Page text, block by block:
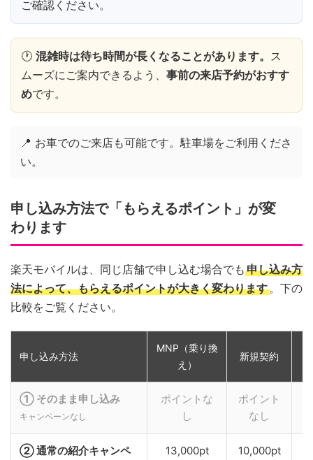
ご確認ください。
🕐 混雑時は待ち時間が長くなることがあります。 ス
ムーズにご案内できるよう、 事前の来店予約がおすす
めです。
📍 お車でのご来店も可能です。駐車場をご利用くださ
い。
申し込み方法で「もらえるポイント」が変
わります
楽天モバイルは、同じ店舗で申し込む場合でも 申し込み方
法によって、もらえるポイントが大きく変わります。下の
比較をご覧ください。
申し込み方法
MNP（乗り換
え）
新規契約
① そのまま申し込み
キャンペーンなし
ポイントな
し
ポイント
なし
② 通常の紹介キャンペ
13,000pt 10,000pt